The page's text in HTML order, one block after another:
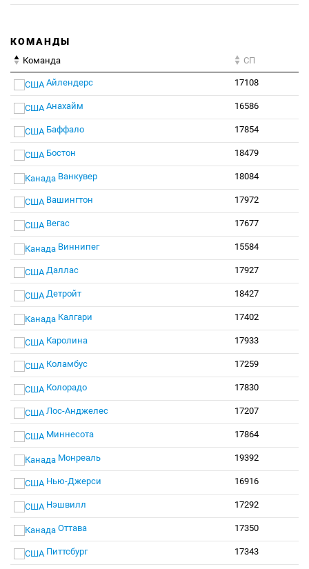
КОМАНДЫ
Команда СП
Айлендерс 17108
Анахайм 16586
Баффало 17854
Бостон 18479
Ванкувер 18084
Вашингтон 17972
Вегас 17677
Виннипег 15584
Даллас 17927
Детройт 18427
Калгари 17402
Каролина 17933
Коламбус 17259
Колорадо 17830
Лос-Анджелес 17207
Миннесота 17864
Монреаль 19392
Нью-Джерси 16916
Нэшвилл 17292
Оттава 17350
Питтсбург 17343